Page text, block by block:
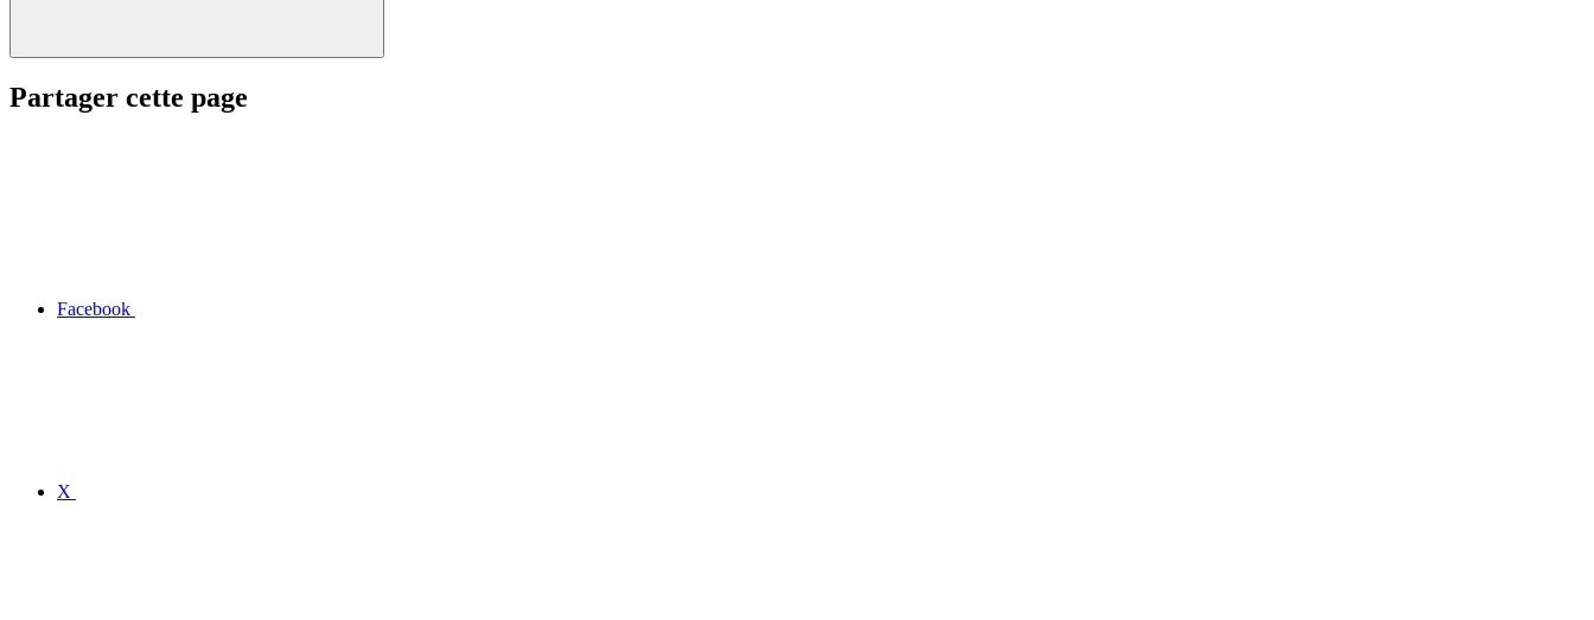
Partager cette page
Facebook
X